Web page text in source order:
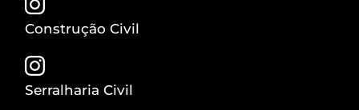
Construção Civil
Serralharia Civil